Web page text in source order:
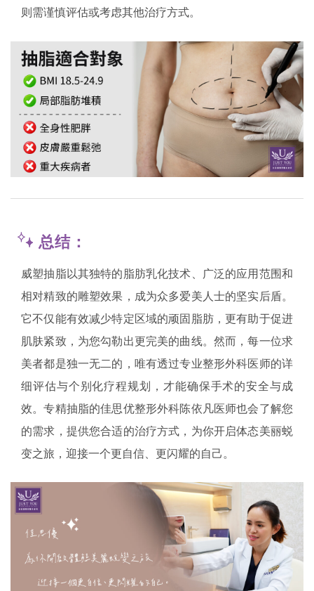
则需谨慎评估或考虑其他治疗方式。
总结：
威塑抽脂以其独特的脂肪乳化技术、广泛的应用范围和
相对精致的雕塑效果，成为众多爱美人士的坚实后盾。
它不仅能有效减少特定区域的顽固脂肪，更有助于促进
肌肤紧致，为您勾勒出更完美的曲线。然而，每一位求
美者都是独一无二的，唯有透过专业整形外科医师的详
细评估与个别化疗程规划，才能确保手术的安全与成
效。专精抽脂的佳思优整形外科陈依凡医师也会了解您
的需求，提供您合适的治疗方式，为你开启体态美丽蜕
变之旅，迎接一个更自信、更闪耀的自己。